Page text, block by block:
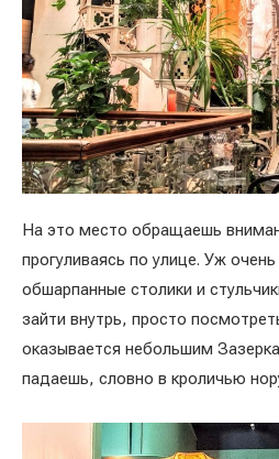
На это место обращаешь
прогуливаясь по улице. Уж
обшарпанные столики и
зайти внутрь, просто
оказывается небольшим
падаешь, словно в кроличью